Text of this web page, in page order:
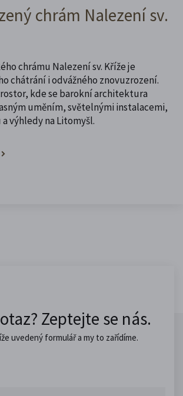
chrám Nalezení sv.
chrámu Nalezení sv. Kříže je
chátrání i odvážného znovuzrození.
kde se barokní architektura
uměním, světelnými instalacemi,
výhledy na Litomyšl.
Zeptejte se nás.
uvedený formulář a my to zařídíme.